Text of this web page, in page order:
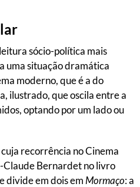
sócio-política mais
uma situação dramática
moderno, que é a do
ilustrado, que oscila entre a
optando por um lado ou
recorrência no Cinema
Claude Bernardet no livro
divide em dois em Mormaço: a